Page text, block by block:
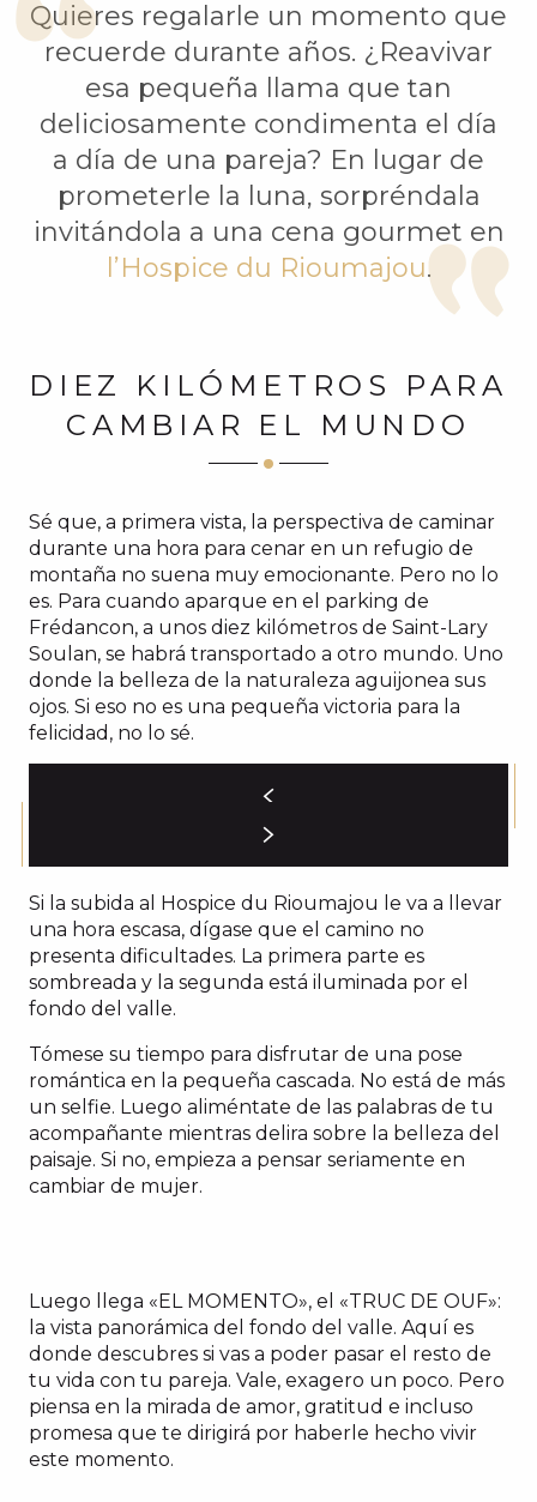
Quieres regalarle un momento que
recuerde durante años. ¿Reavivar
esa pequeña llama que tan
deliciosamente condimenta el día
a día de una pareja? En lugar de
prometerle la luna, sorpréndala
invitándola a una cena gourmet en
l’Hospice du Rioumajou.
DIEZ KILÓMETROS PARA
CAMBIAR EL MUNDO
Sé que, a primera vista, la perspectiva de caminar
durante una hora para cenar en un refugio de
montaña no suena muy emocionante. Pero no lo
es. Para cuando aparque en el parking de
Frédancon, a unos diez kilómetros de Saint-Lary
Soulan, se habrá transportado a otro mundo. Uno
donde la belleza de la naturaleza aguijonea sus
ojos. Si eso no es una pequeña victoria para la
felicidad, no lo sé.
Si la subida al Hospice du Rioumajou le va a llevar
una hora escasa, dígase que el camino no
presenta dificultades. La primera parte es
sombreada y la segunda está iluminada por el
fondo del valle.
Tómese su tiempo para disfrutar de una pose
romántica en la pequeña cascada. No está de más
un selfie. Luego aliméntate de las palabras de tu
acompañante mientras delira sobre la belleza del
paisaje. Si no, empieza a pensar seriamente en
cambiar de mujer.
Luego llega «EL MOMENTO», el «TRUC DE OUF»:
la vista panorámica del fondo del valle. Aquí es
donde descubres si vas a poder pasar el resto de
tu vida con tu pareja. Vale, exagero un poco. Pero
piensa en la mirada de amor, gratitud e incluso
promesa que te dirigirá por haberle hecho vivir
este momento.